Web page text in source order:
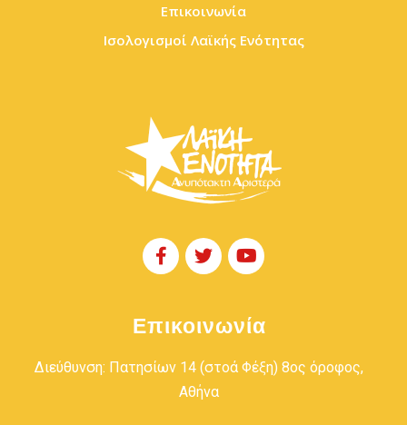
Επικοινωνία
Ισολογισμοί Λαϊκής Ενότητας
Επικοινωνία
Διεύθυνση: Πατησίων 14 (στοά Φέξη) 8ος όροφος,
Αθήνα